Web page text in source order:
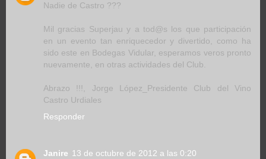
Nadie de Castro ???
Mil gracias Superjau y a tod@s los que participación
en un evento tan enriquecedor y divertido, como ha
sido este en Bodegas Vidular, esperamos veros pronto
nuevamente, en otras actividades del Club.
Abrazo !!!, Jorge López_Presidente Club del Vino
Castro Urdiales
Responder
Janire 13 de octubre de 2012 a las 0:20